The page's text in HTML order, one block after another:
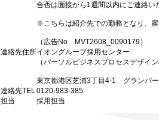
合否は面接から1週間以内にご連絡い
※こちらは紹介先での勤務となり、
（広告No MVT2608_0090179）
連絡先住所イオングループ採用センター
（パーソルビジネスプロセスデザイン
東京都港区芝浦3丁目4-1 グランパ
連絡先TEL0120-983-385
担当
採用担当